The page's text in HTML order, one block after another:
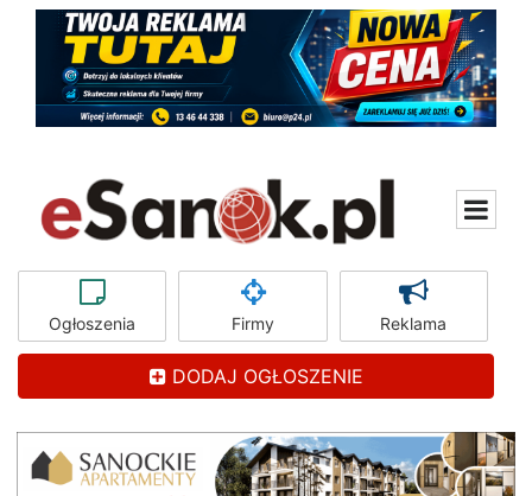
Ogłoszenia Firmy Reklama
DODAJ OGŁOSZENIE